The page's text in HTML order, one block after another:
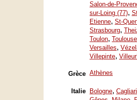
Salon-de-
sur-Loing (77),
Etienne, St-
Strasbourg,
Toulon, Toulouse
Versailles,
Villepinte,
Grèce Athènes
Italie Bologne, Cagliari